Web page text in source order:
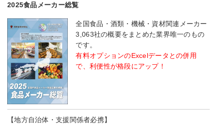
2025食品メーカー総覧
全国食品・酒類・機械・資材関連メーカー
3,063社の概要をまとめた業界唯一のもの
です。
有料オプションのExcelデータとの併用
で、利便性が格段にアップ！
【地方自治体・支援関係者必携】